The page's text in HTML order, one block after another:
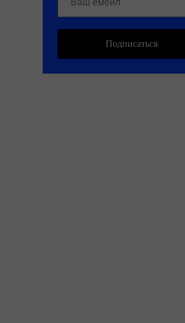
Подписаться